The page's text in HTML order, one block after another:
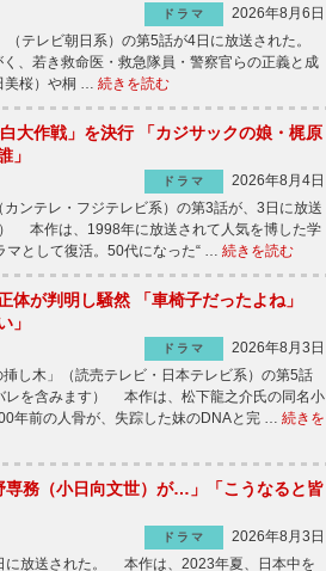
ドラマ
2026年8月6日
テレビ朝日系）の第5話が4日に放送された。
、若き救命医・救急隊員・警察官らの正義と成
美桜）や桐 … 続きを読む
大作戦」を決行 「カジサックの娘・梶原
」
ドラマ
2026年8月4日
ンテレ・フジテレビ系）の第3話が、3日に放送
本作は、1998年に放送されて人気を博した学
マとして復活。50代になった“ … 続きを読む
体が判明し騒然 「車椅子だったよね」
」
ドラマ
2026年8月3日
し木」（読売テレビ・日本テレビ系）の第5話
レを含みます） 本作は、松下龍之介氏の同名小
年前の人骨が、失踪した妹のDNAと完 … 続きを
専務（小日向文世）が…」「こうなると皆
ドラマ
2026年8月3日
に放送された。 本作は、2023年夏、日本中を